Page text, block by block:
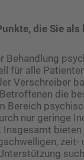
die Sie
Behandlung
für alle
Verschreiber
die
Bereich
nur geringe
bieten
zeit-